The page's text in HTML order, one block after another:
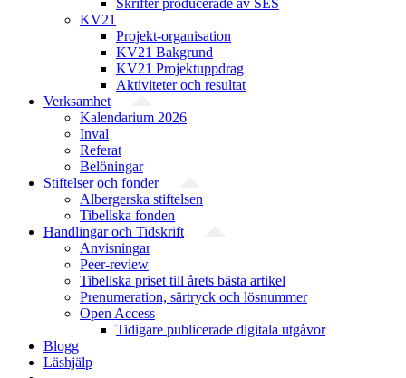
Skrifter producerade av SES
KV21
Projekt-organisation
KV21 Bakgrund
KV21 Projektuppdrag
Aktiviteter och resultat
Verksamhet
Kalendarium 2026
Inval
Referat
Belöningar
Stiftelser och fonder
Albergerska stiftelsen
Tibellska fonden
Handlingar och Tidskrift
Anvisningar
Peer-review
Tibellska priset till årets bästa artikel
Prenumeration, särtryck och lösnummer
Open Access
Tidigare publicerade digitala utgåvor
Blogg
Läshjälp